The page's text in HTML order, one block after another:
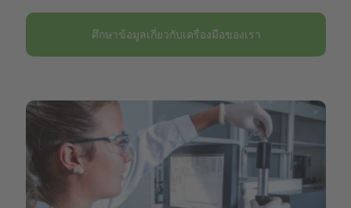
ศึกษาข้อมูลเกี่ยวกับเครื่องมือของเรา